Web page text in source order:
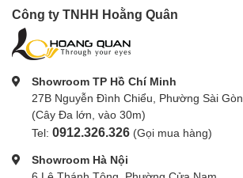
Công ty TNHH Hoằng Quân
Showroom TP Hồ Chí Minh
27B Nguyễn Đình Chiểu, Phường Sài Gòn
(Cây Đa lớn, vào 30m)
Tel: 0912.326.326 (Gọi mua hàng)
Showroom Hà Nội